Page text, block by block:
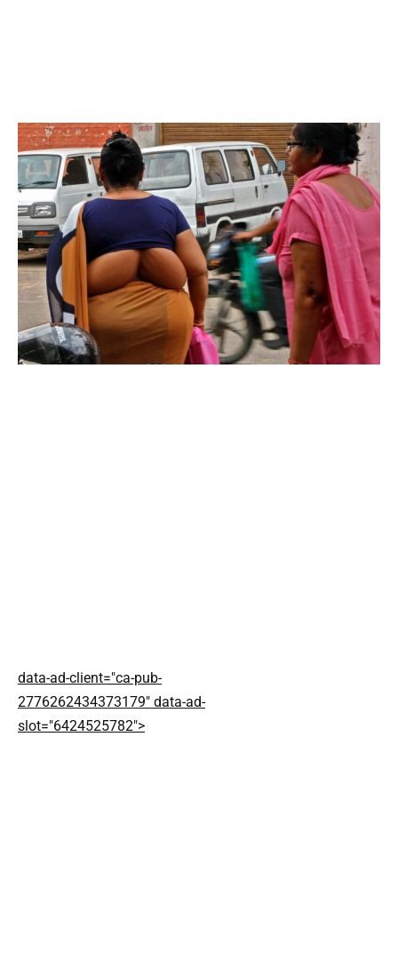
data-ad-client="ca-pub-
2776262434373179" data-ad-
slot="6424525782">